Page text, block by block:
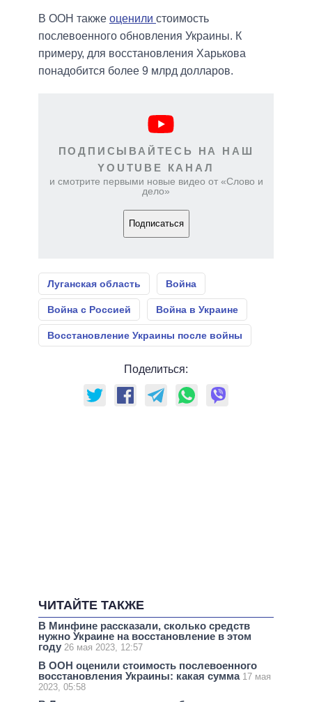
В ООН также оценили стоимость
послевоенного обновления Украины. К
примеру, для восстановления Харькова
понадобится более 9 млрд долларов.
ПОДПИСЫВАЙТЕСЬ НА НАШ
YOUTUBE КАНАЛ
и смотрите первыми новые видео от «Слово и
дело»
Подписаться
Луганская область Война
Война с Россией Война в Украине
Восстановление Украины после войны
Поделиться:
ЧИТАЙТЕ ТАКЖЕ
В Минфине рассказали, сколько средств
нужно Украине на восстановление в этом
году 26 мая 2023, 12:57
В ООН оценили стоимость послевоенного
восстановления Украины: какая сумма 17 мая
2023, 05:58